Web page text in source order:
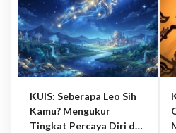
KUIS: Seberapa Leo Sih
Kamu? Mengukur
Tingkat Percaya Diri dan